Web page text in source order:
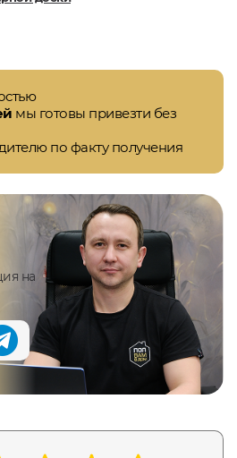
мы готовы привезти без
по факту получения
на